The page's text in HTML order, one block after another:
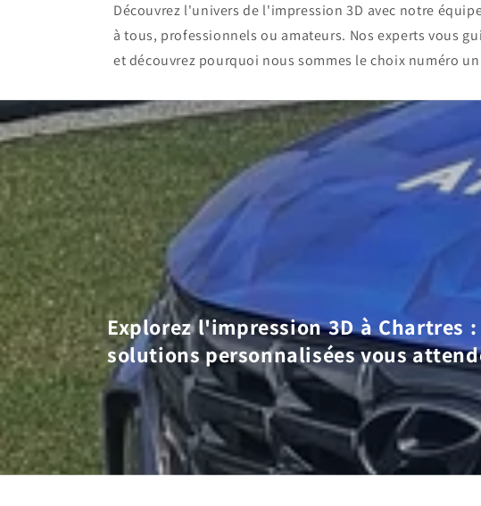
Découvrez l'univers de l'impression 3D avec notre
à tous, professionnels ou amateurs. Nos experts vous
et découvrez pourquoi nous sommes le choix numéro
Explorez l'impression 3D à Chartres
solutions personnalisées vous